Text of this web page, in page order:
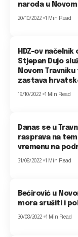
naroda u
20/10/2022 1 Min Read
HDZ-ov načelnik
Stjepan Dujo
Novom
zastava
19/10/2022 1 Min Read
Danas se u
rasprava na
vremenu na
31/08/2022 1 Min Read
Bećirović u
mora srušiti i
30/08/2022 1 Min Read